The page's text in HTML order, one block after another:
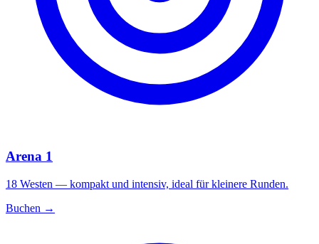
Arena 1
18 Westen — kompakt und intensiv, ideal für kleinere Runden.
Buchen →